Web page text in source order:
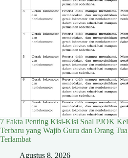
7 Fakta Penting Kisi-Kisi Soal PJOK
Terbaru yang Wajib Guru dan Orang
Terlambat
Agustus 8, 2026